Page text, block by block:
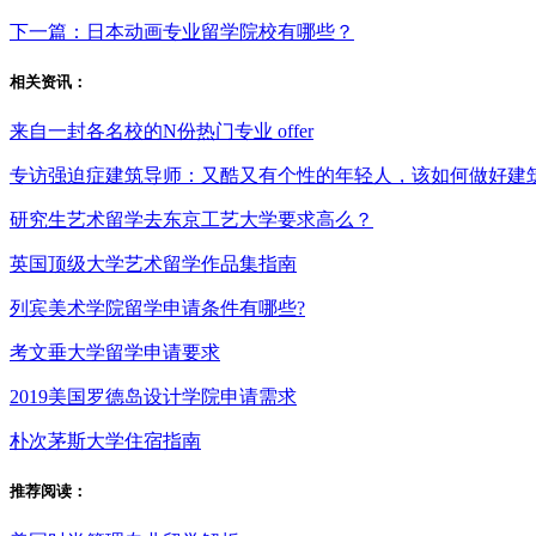
下一篇：日本动画专业留学院校有哪些？
相关资讯：
来自一封各名校的N份热门专业 offer
专访强迫症建筑导师：又酷又有个性的年轻人，该如何做好建
研究生艺术留学去东京工艺大学要求高么？
英国顶级大学艺术留学作品集指南
列宾美术学院留学申请条件有哪些?
考文垂大学留学申请要求
2019美国罗德岛设计学院申请需求
朴次茅斯大学住宿指南
推荐阅读：